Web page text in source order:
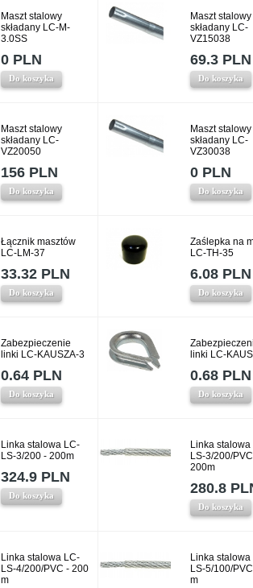
Maszt stalowy
składany LC-M-
3.0SS
0 PLN
Do koszyka
Maszt stalowy
składany LC-
VZ15038
69.3 PLN
Do koszyka
Maszt stalowy
składany LC-
VZ20050
156 PLN
Do koszyka
Maszt stalowy
składany LC-
VZ30038
0 PLN
Do koszyka
Łącznik masztów
LC-LM-37
33.32 PLN
Do koszyka
Zaślepka na
LC-TH-35
6.08 PLN
Do koszyka
Zabezpieczenie
linki LC-KAUSZA-3
0.64 PLN
Do koszyka
linki LC-
0.68 PLN
Do koszyka
Linka stalowa LC-
LS-3/200 - 200m
324.9 PLN
Do koszyka
Linka stalowa
LS-3/200/
200m
280.8
Do koszyka
Linka stalowa LC-
LS-4/200/PVC - 200
m
Linka stalowa
LS-5/100/
m